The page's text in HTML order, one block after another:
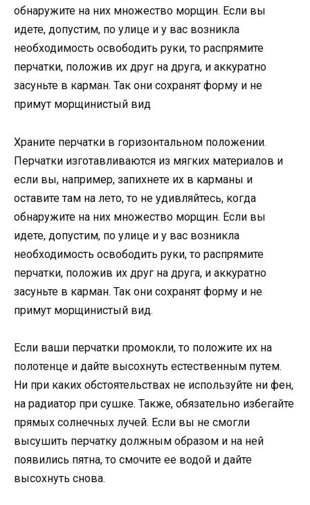
обнаружите на них множество морщин. Если вы
идете, допустим, по улице и у вас возникла
необходимость освободить руки, то распрямите
перчатки, положив их друг на друга, и аккуратно
засуньте в карман. Так они сохранят форму и не
примут морщинистый вид
Храните перчатки в горизонтальном положении.
Перчатки изготавливаются из мягких материалов и
если вы, например, запихнете их в карманы и
оставите там на лето, то не удивляйтесь, когда
обнаружите на них множество морщин. Если вы
идете, допустим, по улице и у вас возникла
необходимость освободить руки, то распрямите
перчатки, положив их друг на друга, и аккуратно
засуньте в карман. Так они сохранят форму и не
примут морщинистый вид.
Если ваши перчатки промокли, то положите их на
полотенце и дайте высохнуть естественным путем.
Ни при каких обстоятельствах не используйте ни фен,
на радиатор при сушке. Также, обязательно избегайте
прямых солнечных лучей. Если вы не смогли
высушить перчатку должным образом и на ней
появились пятна, то смочите ее водой и дайте
высохнуть снова.